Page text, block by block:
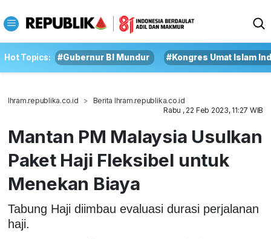
Hot Topics: #Gubernur BI Mundur #Kongres Umat Islam
Ihram.republika.co.id
Berita Ihram.republika.co.id
Rabu , 22 Feb 2023, 11:27 WIB
Mantan PM Malaysia Usulkan
Paket Haji Fleksibel untuk
Menekan Biaya
Tabung Haji diimbau evaluasi durasi perjalanan
haji.